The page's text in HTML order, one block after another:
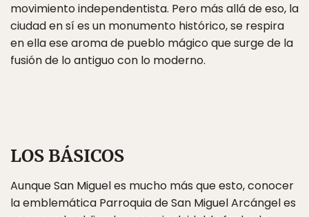
movimiento independentista. Pero más allá de eso, la
ciudad en sí es un monumento histórico, se respira
en ella ese aroma de pueblo mágico que surge de la
fusión de lo antiguo con lo moderno.
LOS BÁSICOS
Aunque San Miguel es mucho más que esto, conocer
la emblemática Parroquia de San Miguel Arcángel es